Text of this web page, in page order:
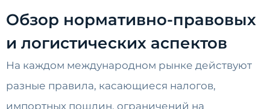
Обзор нормативно-правовых
и логистических аспектов
На каждом международном рынке действуют
разные правила, касающиеся налогов,
импортных пошлин, ограничений на